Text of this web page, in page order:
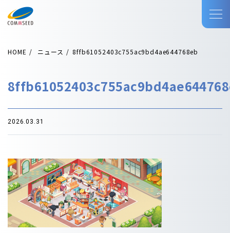
HOME ニュース 8ffb61052403c755ac9bd4ae644768eb
2026.03.31